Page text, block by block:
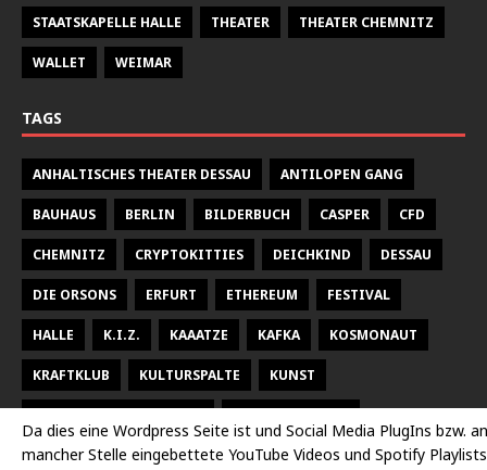
STAATSKAPELLE HALLE THEATER THEATER CHEMNITZ
WALLET WEIMAR
TAGS
ANHALTISCHES THEATER DESSAU ANTILOPEN GANG
BAUHAUS BERLIN BILDERBUCH CASPER CFD
CHEMNITZ CRYPTOKITTIES DEICHKIND DESSAU
DIE ORSONS ERFURT ETHEREUM FESTIVAL
HALLE K.I.Z. KAAATZE KAFKA KOSMONAUT
KRAFTKLUB KULTURSPALTE KUNST
LARSEN SECHERT LEIPZIG MALEREI MARTERIA
Da dies eine Wordpress Seite ist und Social Media PlugIns bzw. an
mancher Stelle eingebettete YouTube Videos und Spotify Playlists